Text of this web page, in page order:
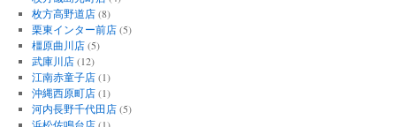
枚方高野道店(8)
栗東インター前店(5)
橿原曲川店(5)
武庫川店(12)
江南赤童子店(1)
沖縄西原町店(1)
河内長野千代田店(5)